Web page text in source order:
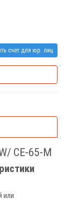
счет для юр. лиц
CE-65-M
или